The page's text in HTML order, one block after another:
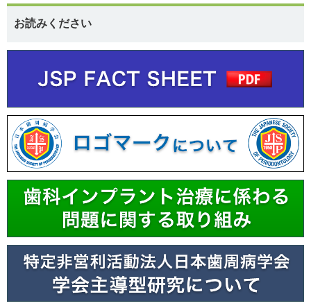
お読みください